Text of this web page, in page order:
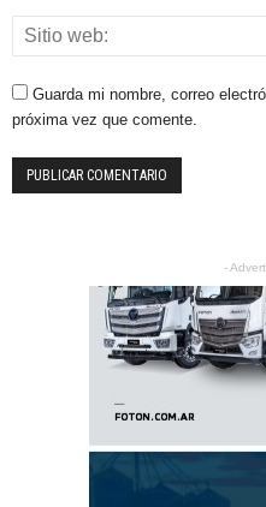
Guarda mi nombre, correo
próxima vez que comente.
-